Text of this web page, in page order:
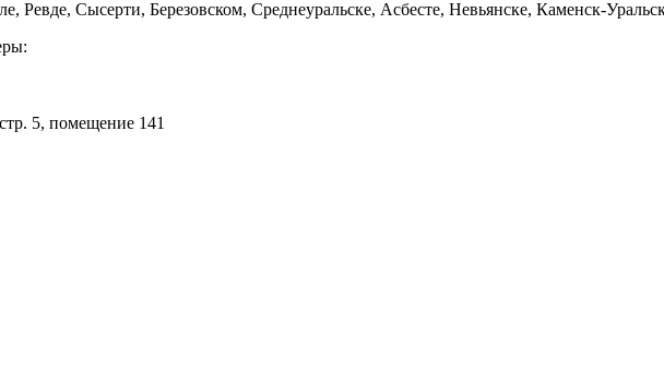
Ревде, Сысерти, Березовском, Среднеуральске, Асбесте, Невьянске, Каменск-
5, помещение 141